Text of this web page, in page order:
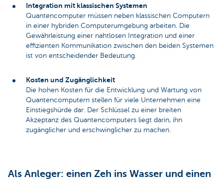
Integration mit klassischen Systemen
Quantencomputer müssen neben klassischen Computern
in einer hybriden Computerumgebung arbeiten. Die
Gewährleistung einer nahtlosen Integration und einer
effizienten Kommunikation zwischen den beiden Systemen
ist von entscheidender Bedeutung.
Kosten und Zugänglichkeit
Die hohen Kosten für die Entwicklung und Wartung von
Quantencomputern stellen für viele Unternehmen eine
Einstiegshürde dar. Der Schlüssel zu einer breiten
Akzeptanz des Quantencomputers liegt darin, ihn
zugänglicher und erschwinglicher zu machen.
Als Anleger: einen Zeh ins Wasser und einen